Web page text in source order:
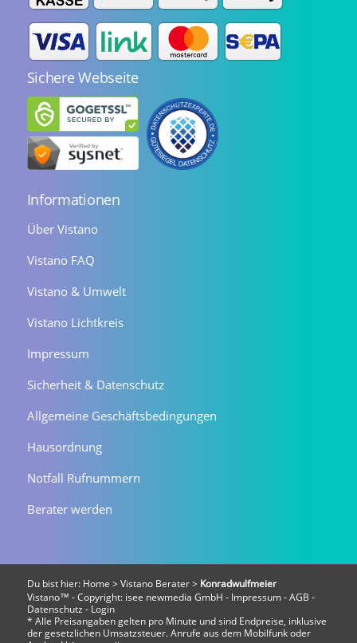
Sichere Webseite
Informationen
Über Vistano
Vistano FAQ
Vistano & Umwelt
Vistano Lichtkreis
Impressum
Sicherheit & Datenschutz
Allgemeine Geschäftsbedingungen
Hausordnung
Notfall Rufnummern
Berater werden
Du bist hier: Home > Vistano Berater> Konradwulfmeier
Vistano™ - Copyright: isee newmedia GmbH - Impressum-AGB -
Datenschutz - Login
* Alle Preisangaben gelten pro Minute und sind Endpreise, inklusive
der gesetzlichen Umsatzsteuer. Anrufe aus dem Mobilfunk oder